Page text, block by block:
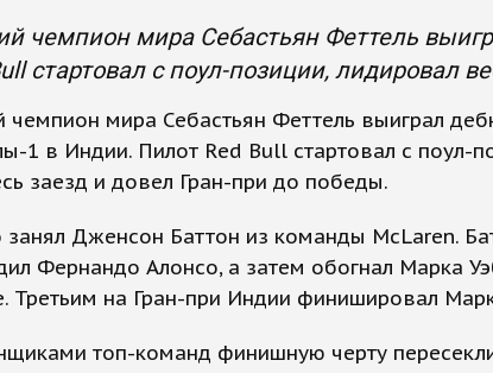
чемпион мира Себастьян Феттель
стартовал с поул-позиции, лидировал
мира Себастьян Феттель выиграл
1 в Индии. Пилот Red Bull стартовал с поул-
заезд и довел Гран-при до победы.
занял Дженсон Баттон из команды McLaren.
Фернандо Алонсо, а затем обогнал Марка
Третьим на Гран-при Индии финишировал
топ-команд финишную черту